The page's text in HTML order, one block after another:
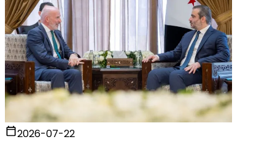
2026-07-22